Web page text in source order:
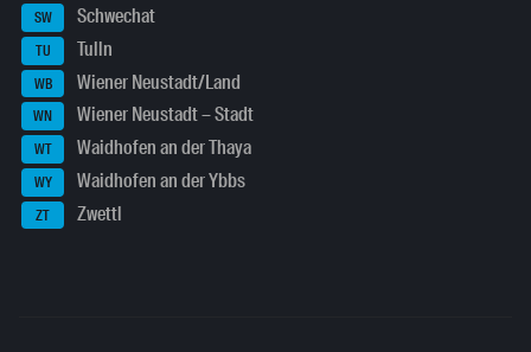
SW Schwechat
TU Tulln
WB Wiener Neustadt/Land
WN Wiener Neustadt – Stadt
WT Waidhofen an der Thaya
WY Waidhofen an der Ybbs
ZT Zwettl